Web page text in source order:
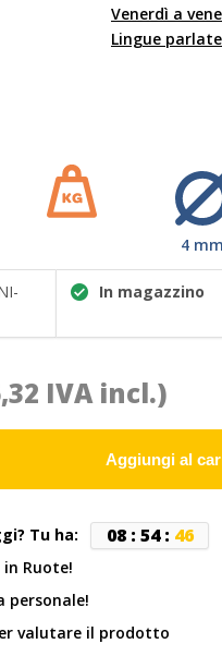
Venerdì a
Lingue
4 mm
In magazzino
IVA incl.)
Aggiungi al
Tu ha: 08: 54: 46
Ruote!
personale!
valutare il prodotto